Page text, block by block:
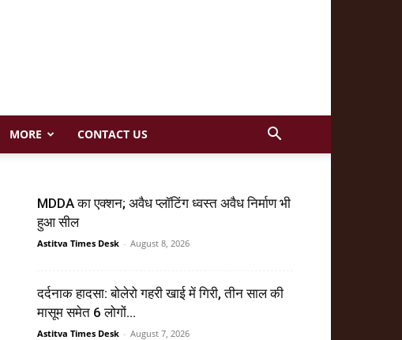
MORE CONTACT US
MDDA का एक्शन; अवैध प्लॉटिंग ध्वस्त अवैध निर्माण भी
हुआ सील
Astitva Times Desk - August 8, 2026
दर्दनाक हादसा: बोलेरो गहरी खाई में गिरी, तीन साल की
मासूम समेत 6 लोगों...
Astitva Times Desk - August 7, 2026